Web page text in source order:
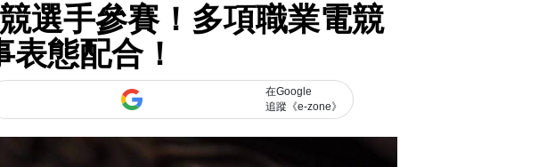
選手參賽！多項職業電競
表態配合！
在Google
追蹤《e-zone》